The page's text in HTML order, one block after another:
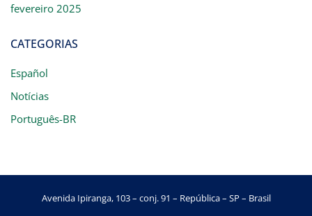
fevereiro 2025
CATEGORIAS
Español
Notícias
Português-BR
Avenida Ipiranga, 103 – conj. 91 – República – SP – Brasil